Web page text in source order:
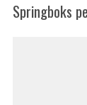
Springboks